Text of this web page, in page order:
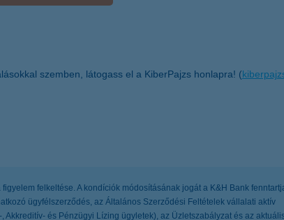
szemben, látogass el a KiberPajzs honlapra! (
felkeltése. A kondíciók módosításának jogát a K&H Bank
ügyfélszerződés, az Általános Szerződési Feltételek vállalati aktív
és Pénzügyi Lízing ügyletek), az Üzletszabályzat és az